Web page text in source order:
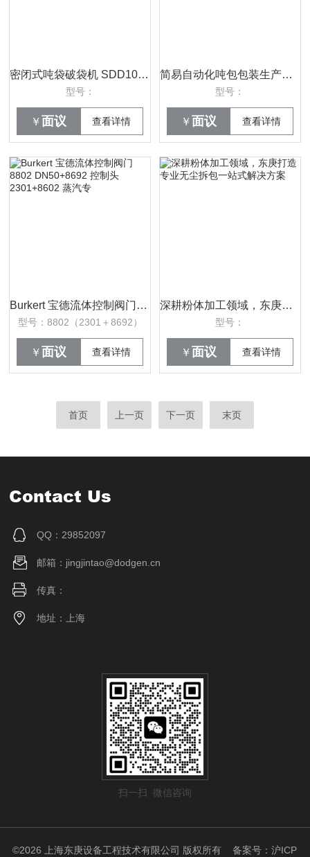
密闭式吨袋破袋机 SDD1000 化工粉体专用拆包机 催化剂物料直投反应釜
型号：
￥ 面议 查看详情
简易自动化吨包包装生产线 项目应用案例（上海东庚）
型号：
￥ 面议 查看详情
Burkert 宝德流体控制阀门 8802 DN50+8692 控制头 2301+8602 蒸汽专
型号：8802（2301＋8692）
￥ 面议 查看详情
深耕粉体加工领域，东庚打造专业无尘拆包一站式解决方案
型号：
￥ 面议 查看详情
首页 上一页 下一页 末页
Contact Us
QQ：29852097
邮箱：jingjintao@dodgen.cn
传真：
地址：上海
扫一扫 微信咨询
©2026 上海东庚设备工程技术有限公司 版权所有备案号：沪ICP